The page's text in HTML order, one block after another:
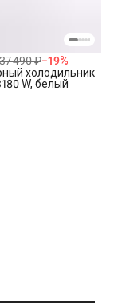
490 ₽−19%
холодильник
W, белый